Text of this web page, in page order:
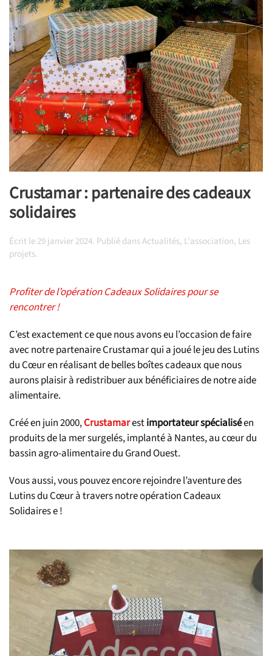
Crustamar : partenaire des cadeaux
solidaires
Écrit le29 janvier 2024. Publié dansActualités, L'association, Les
projets.
Profiter de l’opération Cadeaux Solidaires pour se
rencontrer !
C’est exactement ce que nous avons eu l’occasion de faire
avec notre partenaire Crustamar qui a joué le jeu des Lutins
du Cœur en réalisant de belles boîtes cadeaux que nous
aurons plaisir à redistribuer aux bénéficiaires de notre aide
alimentaire.
Créé en juin 2000,Crustamarestimportateur spécialiséen
produits de la mer surgelés, implanté à Nantes, au cœur du
bassin agro-alimentaire du Grand Ouest.
Vous aussi, vous pouvez encore rejoindre l’aventure des
Lutins du Cœur à travers notre opération Cadeaux
Solidaires e !